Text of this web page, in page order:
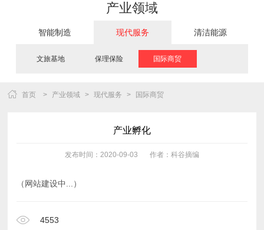
产业领域
智能制造 现代服务 清洁能源
文旅基地 保理保险 国际商贸
首页 > 产业领域 > 现代服务 > 国际商贸
产业孵化
发布时间：2020-09-03 作者：科谷摘编
（网站建设中...）
4553